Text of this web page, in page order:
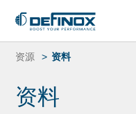
跳
内
容
索：
资源 资料
资料